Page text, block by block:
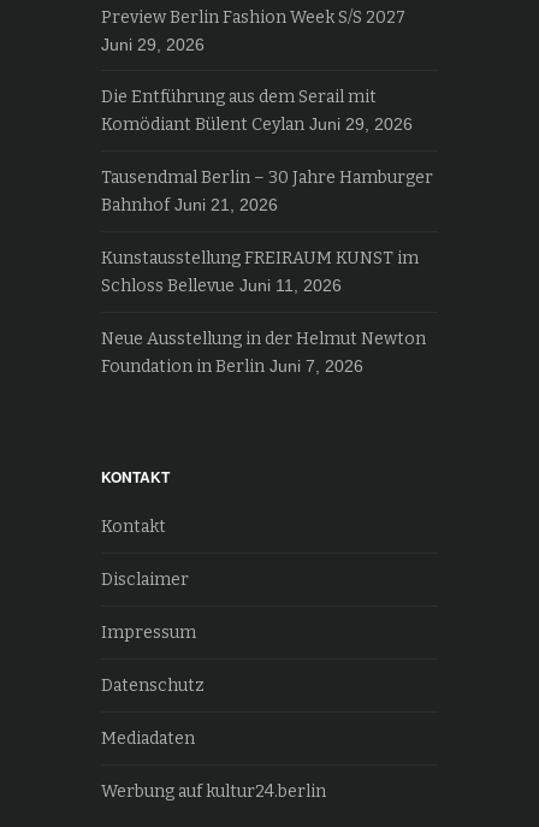
Preview Berlin Fashion Week S/S 2027
Juni 29, 2026
Die Entführung aus dem Serail mit
Komödiant Bülent Ceylan Juni 29, 2026
Tausendmal Berlin – 30 Jahre Hamburger
Bahnhof Juni 21, 2026
Kunstausstellung FREIRAUM KUNST im
Schloss Bellevue Juni 11, 2026
Neue Ausstellung in der Helmut Newton
Foundation in Berlin Juni 7, 2026
KONTAKT
Kontakt
Disclaimer
Impressum
Datenschutz
Mediadaten
Werbung auf kultur24.berlin